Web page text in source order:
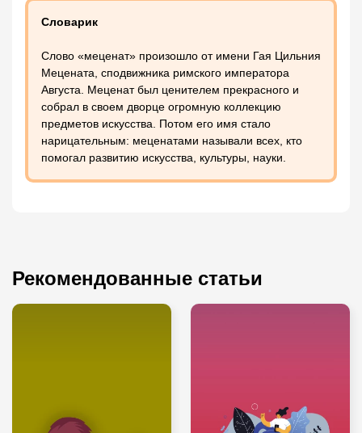
Словарик
Слово «меценат» произошло от имени Гая Цильния
Мецената, сподвижника римского императора
Августа. Меценат был ценителем прекрасного и
собрал в своем дворце огромную коллекцию
предметов искусства. Потом его имя стало
нарицательным: меценатами называли всех, кто
помогал развитию искусства, культуры, науки.
Рекомендованные статьи